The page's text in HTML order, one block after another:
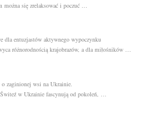
się zrelaksować i poczuć …
dla entuzjastów aktywnego wypoczynku
różnorodnością krajobrazów, a dla miłośników …
zaginionej wsi na Ukrainie.
w Ukrainie fascynują od pokoleń, …